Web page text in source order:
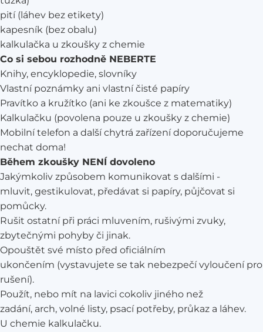
pití (láhev bez etikety)
kapesník (bez obalu)
kalkulačka u zkoušky z chemie
Co si sebou rozhodně NEBERTE
Knihy, encyklopedie, slovníky
Vlastní poznámky ani vlastní čisté papíry
Pravítko a kružítko (ani ke zkoušce z matematiky)
Kalkulačku (povolena pouze u zkoušky z chemie)
Mobilní telefon a další chytrá zařízení doporučujeme
nechat doma!
Během zkoušky NENÍ dovoleno
Jakýmkoliv způsobem komunikovat s dalšími -
mluvit, gestikulovat, předávat si papíry, půjčovat si
pomůcky.
Rušit ostatní při práci mluvením, rušivými zvuky,
zbytečnými pohyby či jinak.
Opouštět své místo před oficiálním
ukončením (vystavujete se tak nebezpečí vyloučení pro
rušení).
Použít, nebo mít na lavici cokoliv jiného než
zadání, arch, volné listy, psací potřeby, průkaz a láhev.
U chemie kalkulačku.